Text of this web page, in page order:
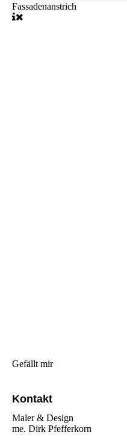
Fassadenanstrich
Gefällt mir
Kontakt
Maler & Design
me. Dirk Pfefferkorn